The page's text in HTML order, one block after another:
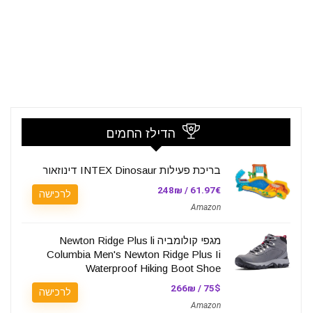
הדילז החמים
בריכת פעילות INTEX Dinosaur דינוזאור
61.97€ / 248₪
Amazon
לרכישה
מגפי קולומביה Newton Ridge Plus li
Columbia Men's Newton Ridge Plus Ii
Waterproof Hiking Boot Shoe
75$ / 266₪
Amazon
לרכישה